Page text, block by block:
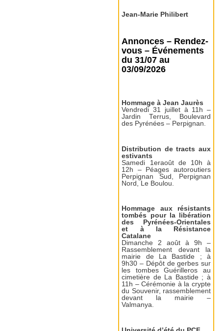
Jean-Marie Philibert
Annonces – Rendez-
vous – Événements
du 31/07 au
03/09/2026
Hommage à Jean Jaurès
Vendredi 31 juillet à 11h –
Jardin Terrus, Boulevard
des Pyrénées – Perpignan.
Distribution de tracts aux
estivants
Samedi 1eraoût de 10h à
12h – Péages autoroutiers
Perpignan Sud, Perpignan
Nord, Le Boulou.
Hommage aux résistants
tombés pour la libération
des Pyrénées-Orientales
et à la Résistance
Catalane
Dimanche 2 août à 9h –
Rassemblement devant la
mairie de La Bastide ; à
9h30 – Dépôt de gerbes sur
les tombes Guérilleros au
cimetière de La Bastide ; à
11h – Cérémonie à la crypte
du Souvenir, rassemblement
devant la mairie –
Valmanya.